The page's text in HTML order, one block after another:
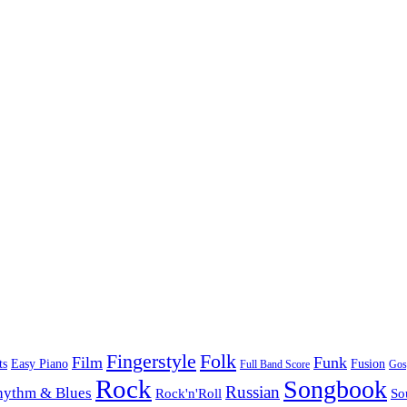
Easy Piano Film Fingerstyle Folk Full Band Score Funk Fusion
& Blues Rock Rock'n'Roll Russian Songbook